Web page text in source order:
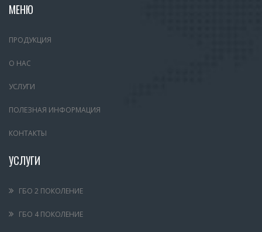
УСТАНОВКА ГБО НА АВТО TOYOTA SEQUOIA
УСТАНОВКА ГБО НА HYUNDAI IX35
УСТАНОВКА ГБО НА LEXUS LX570
МЕНЮ
ПРОДУКЦИЯ
О НАС
УСЛУГИ
ПОЛЕЗНАЯ ИНФОРМАЦИЯ
КОНТАКТЫ
УСЛУГИ
ГБО 2 ПОКОЛЕНИЕ
ГБО 4 ПОКОЛЕНИЕ